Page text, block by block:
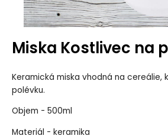
Miska Kostlivec na
Keramická miska vhodná na cereálie,
polévku.
Objem - 500ml
Materiál - keramika